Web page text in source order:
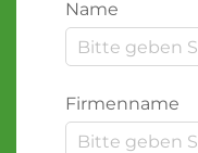
Name
Firmenname